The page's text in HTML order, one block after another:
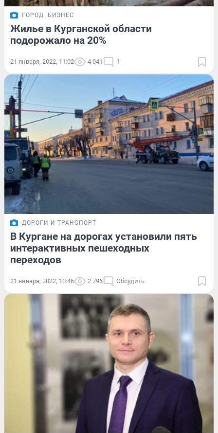
ГОРОД БИЗНЕС
Жилье в Курганской области
подорожало на 20%
21 января, 2022, 11:02 4 041 1
ДОРОГИ И ТРАНСПОРТ
В Кургане на дорогах установили пять
интерактивных пешеходных
переходов
21 января, 2022, 10:46 2 796 Обсудить